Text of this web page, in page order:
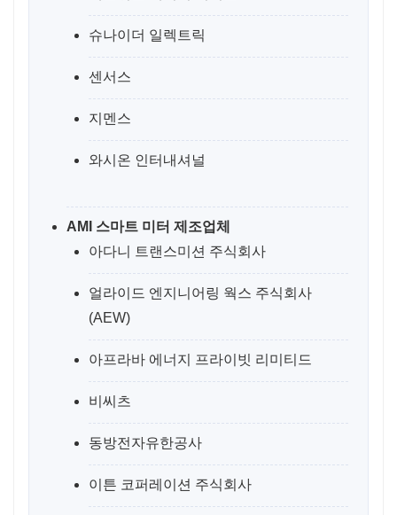
슈나이더 일렉트릭
센서스
지멘스
와시온 인터내셔널
AMI 스마트 미터 제조업체
아다니 트랜스미션 주식회사
얼라이드 엔지니어링 웍스 주식회사
(AEW)
아프라바 에너지 프라이빗 리미티드
비씨츠
동방전자유한공사
이튼 코퍼레이션 주식회사